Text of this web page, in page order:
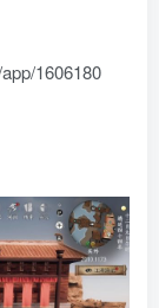
1606180